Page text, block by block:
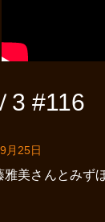
3 #116
月25日
美さんとみず